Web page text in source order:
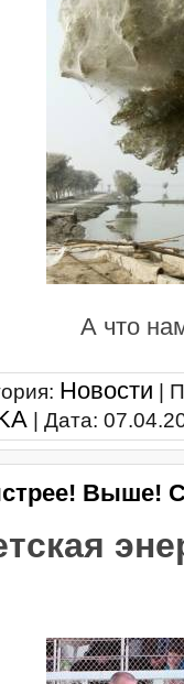
А что
Новости |
| Дата:
Выше!